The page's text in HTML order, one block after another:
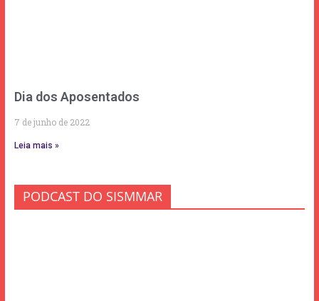
Dia dos Aposentados
7 de junho de 2022
Leia mais »
PODCAST DO SISMMAR